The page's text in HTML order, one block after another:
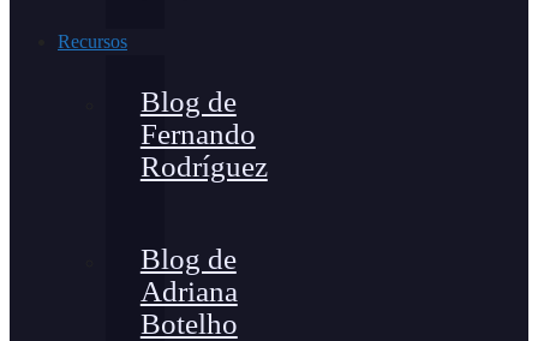
Recursos
Blog de
Fernando
Rodríguez
Blog de
Adriana
Botelho